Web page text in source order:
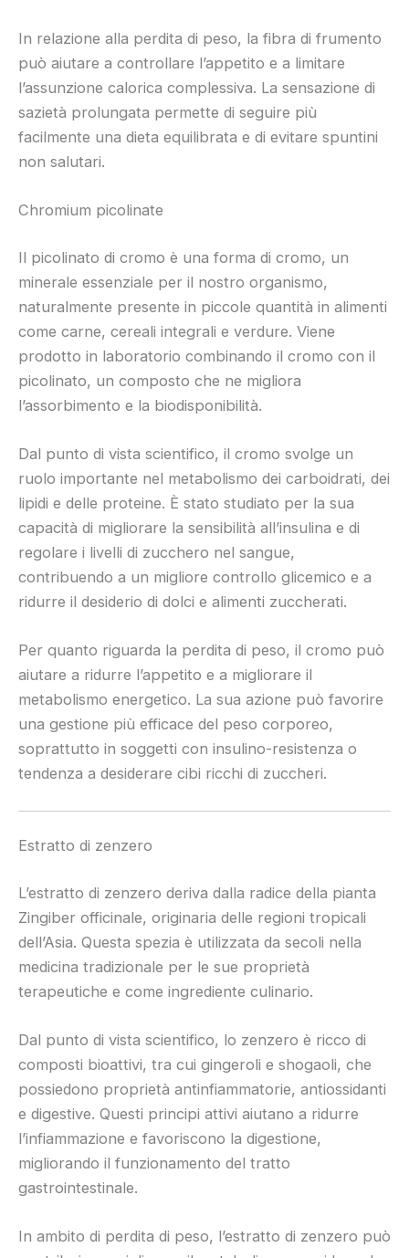
In relazione alla perdita di peso, la fibra di frumento
può aiutare a controllare l’appetito e a limitare
l’assunzione calorica complessiva. La sensazione di
sazietà prolungata permette di seguire più
facilmente una dieta equilibrata e di evitare spuntini
non salutari.
Chromium picolinate
Il picolinato di cromo è una forma di cromo, un
minerale essenziale per il nostro organismo,
naturalmente presente in piccole quantità in alimenti
come carne, cereali integrali e verdure. Viene
prodotto in laboratorio combinando il cromo con il
picolinato, un composto che ne migliora
l’assorbimento e la biodisponibilità.
Dal punto di vista scientifico, il cromo svolge un
ruolo importante nel metabolismo dei carboidrati, dei
lipidi e delle proteine. È stato studiato per la sua
capacità di migliorare la sensibilità all’insulina e di
regolare i livelli di zucchero nel sangue,
contribuendo a un migliore controllo glicemico e a
ridurre il desiderio di dolci e alimenti zuccherati.
Per quanto riguarda la perdita di peso, il cromo può
aiutare a ridurre l’appetito e a migliorare il
metabolismo energetico. La sua azione può favorire
una gestione più efficace del peso corporeo,
soprattutto in soggetti con insulino-resistenza o
tendenza a desiderare cibi ricchi di zuccheri.
Estratto di zenzero
L’estratto di zenzero deriva dalla radice della pianta
Zingiber officinale, originaria delle regioni tropicali
dell’Asia. Questa spezia è utilizzata da secoli nella
medicina tradizionale per le sue proprietà
terapeutiche e come ingrediente culinario.
Dal punto di vista scientifico, lo zenzero è ricco di
composti bioattivi, tra cui gingeroli e shogaoli, che
possiedono proprietà antinfiammatorie, antiossidanti
e digestive. Questi principi attivi aiutano a ridurre
l’infiammazione e favoriscono la digestione,
migliorando il funzionamento del tratto
gastrointestinale.
In ambito di perdita di peso, l’estratto di zenzero può